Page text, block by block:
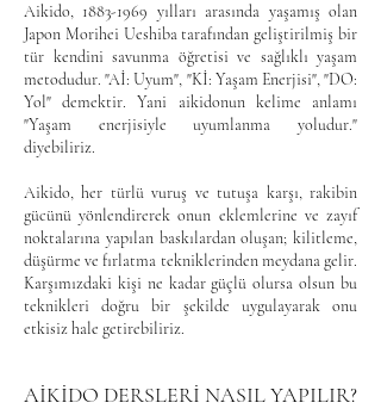
Aikido, 1883-1969 yılları arasında yaşamış olan
Japon Morihei Ueshiba tarafından geliştirilmiş bir
tür kendini savunma öğretisi ve sağlıklı yaşam
metodudur. "Aİ: Uyum", "Kİ: Yaşam Enerjisi", "DO:
Yol" demektir. Yani aikidonun kelime anlamı
"Yaşam enerjisiyle uyumlanma yoludur."
diyebiliriz.
Aikido, her türlü vuruş ve tutuşa karşı, rakibin
gücünü yönlendirerek onun eklemlerine ve zayıf
noktalarına yapılan baskılardan oluşan; kilitleme,
düşürme ve fırlatma tekniklerinden meydana gelir.
Karşımızdaki kişi ne kadar güçlü olursa olsun bu
teknikleri doğru bir şekilde uygulayarak onu
etkisiz hale getirebiliriz.
AİKİDO DERSLERİ NASIL YAPILIR?